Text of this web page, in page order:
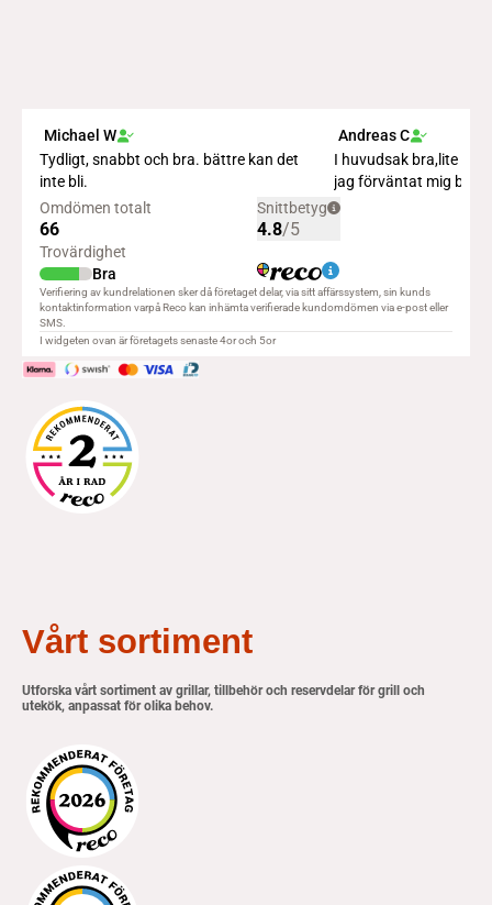
Vårt sortiment
Utforska vårt sortiment av grillar, tillbehör och reservdelar för grill och
utekök, anpassat för olika behov.